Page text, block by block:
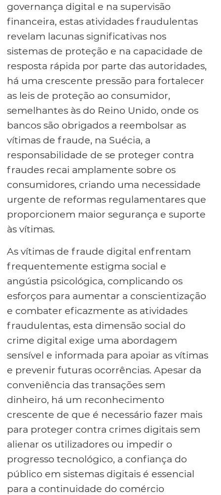
governança digital e na supervisão
financeira, estas atividades fraudulentas
revelam lacunas significativas nos
sistemas de proteção e na capacidade de
resposta rápida por parte das autoridades,
há uma crescente pressão para fortalecer
as leis de proteção ao consumidor,
semelhantes às do Reino Unido, onde os
bancos são obrigados a reembolsar as
vítimas de fraude, na Suécia, a
responsabilidade de se proteger contra
fraudes recai amplamente sobre os
consumidores, criando uma necessidade
urgente de reformas regulamentares que
proporcionem maior segurança e suporte
às vítimas.
As vítimas de fraude digital enfrentam
frequentemente estigma social e
angústia psicológica, complicando os
esforços para aumentar a conscientização
e combater eficazmente as atividades
fraudulentas, esta dimensão social do
crime digital exige uma abordagem
sensível e informada para apoiar as vítimas
e prevenir futuras ocorrências. Apesar da
conveniência das transações sem
dinheiro, há um reconhecimento
crescente de que é necessário fazer mais
para proteger contra crimes digitais sem
alienar os utilizadores ou impedir o
progresso tecnológico, a confiança do
público em sistemas digitais é essencial
para a continuidade do comércio